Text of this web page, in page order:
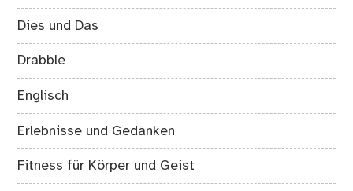
Dies und Das
Drabble
Englisch
Erlebnisse und Gedanken
Fitness für Körper und Geist